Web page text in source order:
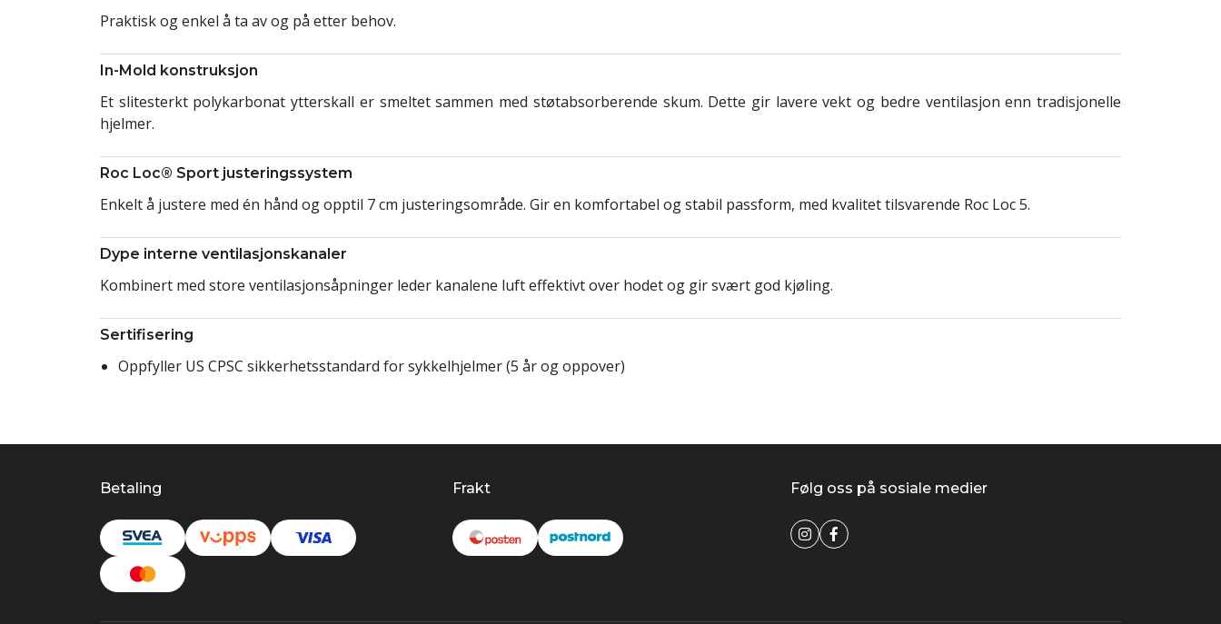
Praktisk og enkel å ta av og på etter behov.
In-Mold konstruksjon
Et slitesterkt polykarbonat ytterskall er smeltet sammen med støtabsorberende skum. Dette gir lavere vekt og bedre ventilasjon enn tradisjonelle
hjelmer.
Roc Loc® Sport justeringssystem
Enkelt å justere med én hånd og opptil 7 cm justeringsområde. Gir en komfortabel og stabil passform, med kvalitet tilsvarende Roc Loc 5.
Dype interne ventilasjonskanaler
Kombinert med store ventilasjonsåpninger leder kanalene luft effektivt over hodet og gir svært god kjøling.
Sertifisering
Oppfyller US CPSC sikkerhetsstandard for sykkelhjelmer (5 år og oppover)
Betaling Frakt Følg oss på sosiale medier